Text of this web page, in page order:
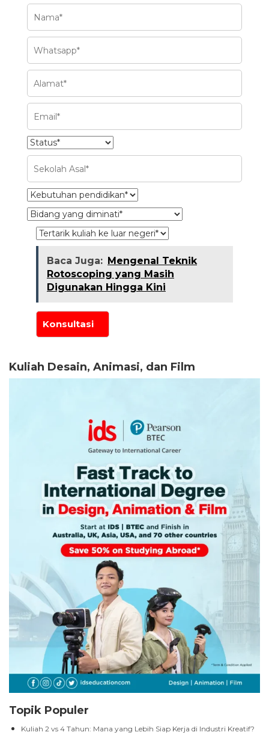
Baca Juga: Mengenal Teknik
Rotoscoping yang Masih
Digunakan Hingga Kini
Kuliah Desain, Animasi, dan Film
Topik Populer
Kuliah 2 vs 4 Tahun: Mana yang Lebih Siap Kerja di Industri Kreatif?